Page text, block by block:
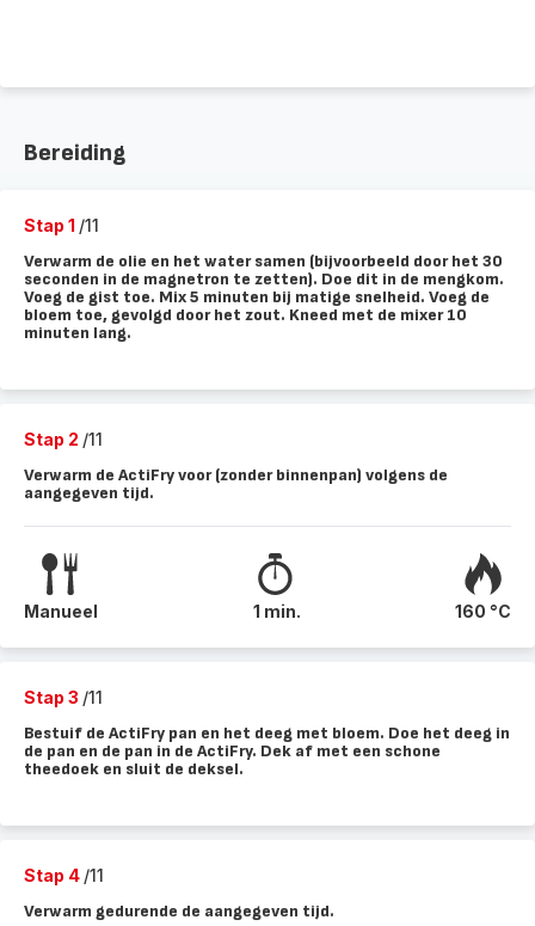
Bereiding
Stap 1 /11
Verwarm de olie en het water samen (bijvoorbeeld door het 30
seconden in de magnetron te zetten). Doe dit in de mengkom.
Voeg de gist toe. Mix 5 minuten bij matige snelheid. Voeg de
bloem toe, gevolgd door het zout. Kneed met de mixer 10
minuten lang.
Stap 2 /11
Verwarm de ActiFry voor (zonder binnenpan) volgens de
aangegeven tijd.
Manueel 1 min. 160 °C
Stap 3 /11
Bestuif de ActiFry pan en het deeg met bloem. Doe het deeg in
de pan en de pan in de ActiFry. Dek af met een schone
theedoek en sluit de deksel.
Stap 4 /11
Verwarm gedurende de aangegeven tijd.